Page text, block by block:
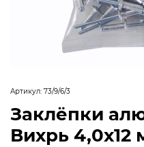
Артикул: 73/9/6/3
Заклёпки
Вихрь 4,0х12